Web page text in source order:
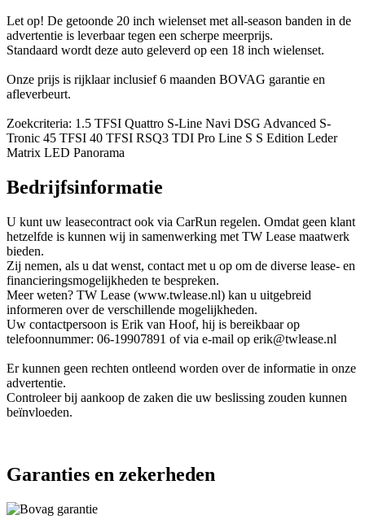
Let op! De getoonde 20 inch wielenset met all-season banden in de
advertentie is leverbaar tegen een scherpe meerprijs.
Standaard wordt deze auto geleverd op een 18 inch wielenset.
Onze prijs is rijklaar inclusief 6 maanden BOVAG garantie en
afleverbeurt.
Zoekcriteria: 1.5 TFSI Quattro S-Line Navi DSG Advanced S-
Tronic 45 TFSI 40 TFSI RSQ3 TDI Pro Line S S Edition Leder
Matrix LED Panorama
Bedrijfsinformatie
U kunt uw leasecontract ook via CarRun regelen. Omdat geen klant
hetzelfde is kunnen wij in samenwerking met TW Lease maatwerk
bieden.
Zij nemen, als u dat wenst, contact met u op om de diverse lease- en
financieringsmogelijkheden te bespreken.
Meer weten? TW Lease (www.twlease.nl) kan u uitgebreid
informeren over de verschillende mogelijkheden.
Uw contactpersoon is Erik van Hoof, hij is bereikbaar op
telefoonnummer: 06-19907891 of via e-mail op erik@twlease.nl
Er kunnen geen rechten ontleend worden over de informatie in onze
advertentie.
Controleer bij aankoop de zaken die uw beslissing zouden kunnen
beïnvloeden.
Garanties en zekerheden